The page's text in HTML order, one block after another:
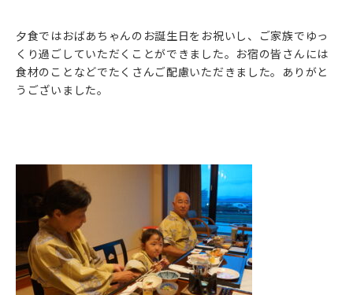
夕食ではおばあちゃんのお誕生日をお祝いし、ご家族でゆっ
くり過ごしていただくことができました。お宿の皆さんには
食材のことなどでたくさんご配慮いただきました。ありがと
うございました。